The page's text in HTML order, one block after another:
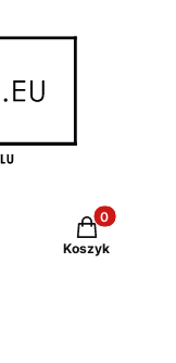
Produkty w
Koszyk